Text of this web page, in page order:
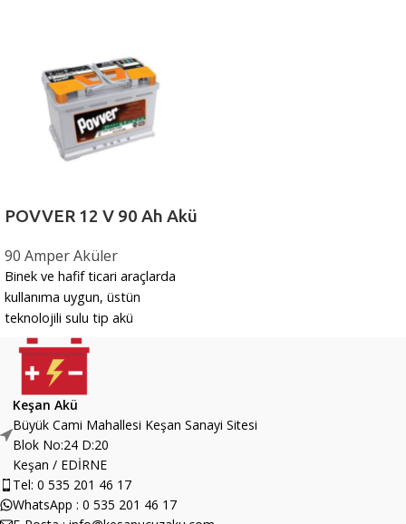
POVVER 12 V 90 Ah Akü
90 Amper Aküler
Binek ve hafif ticari araçlarda
kullanıma uygun, üstün
teknolojili sulu tip akü
Keşan Akü
Büyük Cami Mahallesi Keşan Sanayi Sitesi
Blok No:24 D:20
Keşan / EDİRNE
Tel: 0 535 201 46 17
WhatsApp : 0 535 201 46 17